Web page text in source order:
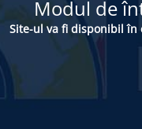
Modul de
Site-ul va fi disponibil